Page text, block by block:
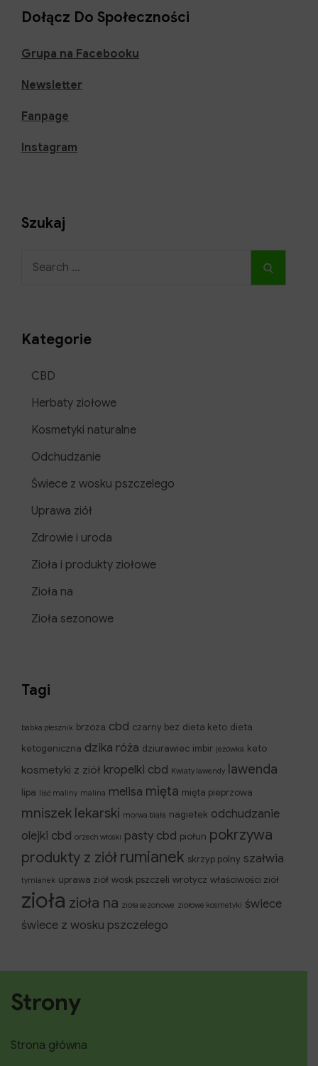
kompletny
Dołącz Do Społeczności
Grupa na Facebooku
Newsletter
Fanpage
Instagram
Szukaj
Search
Kategorie
CBD
Herbaty ziołowe
Kosmetyki naturalne
Odchudzanie
Świece z wosku pszczelego
Uprawa ziół
Zdrowie i uroda
Zioła i produkty ziołowe
Zioła na
Zioła sezonowe
Tagi
babka płesznik brzoza cbd czarny bez dieta keto dieta
ketogeniczna dzika róża dziurawiec imbir jeżówka keto
kosmetyki z ziół kropelki cbd Kwiaty lawendy lawenda
lipa liść maliny malina melisa mięta mięta pieprzowa
mniszek lekarski morwa biała nagietek odchudzanie
olejki cbd orzech włoski pasty cbd piołun pokrzywa
produkty z ziół rumianek skrzyp polny szałwia
tymianek uprawa ziół wosk pszczeli wrotycz właściwości ziół
zioła zioła na zioła sezonowe ziołowe kosmetyki świece
świece z wosku pszczelego
Strony
Strona główna